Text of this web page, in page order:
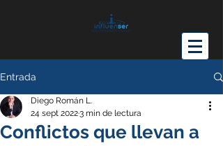
Entrada
Conflictos que llevan a
Diego Román L.
24 sept 20223 min de lectura